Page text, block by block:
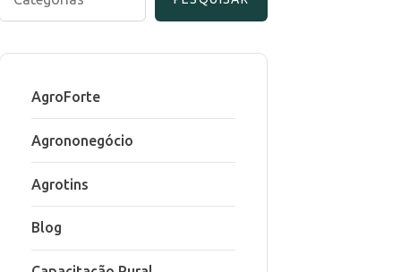
AgroForte
Agrononegócio
Agrotins
Blog